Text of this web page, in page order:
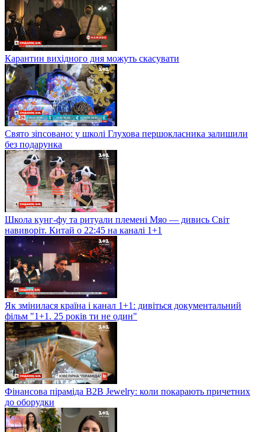
Карантин вихідного дня можуть скасувати
Свято зіпсовано: у школі Глухова першокласника залишили
без подарунка
Школа кунг-фу та ритуали племені Мяо — дивись Світ
навиворіт. Китай о 22:45 на каналі 1+1
Як змінилася країна і канал 1+1: дивіться документальний
фільм "1+1. 25 років ти не один"
Фінансова піраміда B2B Jewelry: коли покарають причетних
до оборудки